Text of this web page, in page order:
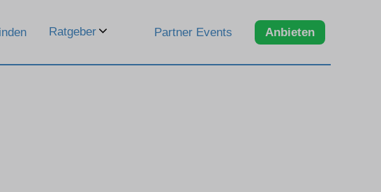
Ratgeber Partner Events Anbieten